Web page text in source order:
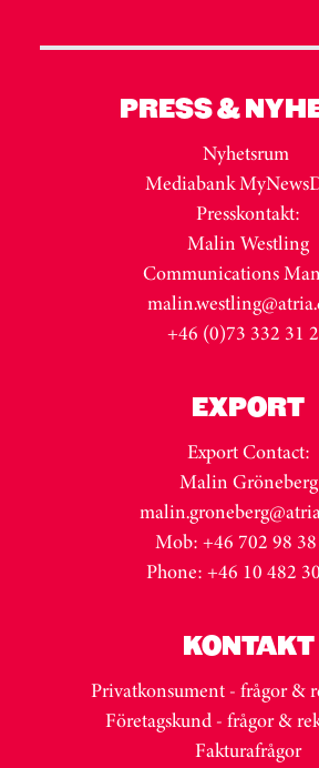
PRESS &
Nyhetsrum
Mediabank
Presskontakt:
Malin Westling
Communications
+46 (0)73 332 31
EXPORT
Export Contact:
Malin Gröneberg
Mob: +46 702 98
Phone: +46 10 482
KONTAKT
Privatkonsument - frågor &
Företagskund - frågor &
Fakturafrågor